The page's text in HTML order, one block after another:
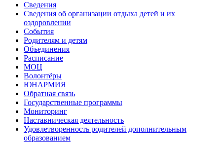
Сведения
Сведения об организации отдыха детей и их
оздоровлении
События
Родителям и детям
Объединения
Расписание
МОЦ
Волонтёры
ЮНАРМИЯ
Обратная связь
Государственные программы
Мониторинг
Наставническая деятельность
Удовлетворенность родителей дополнительным
образованием